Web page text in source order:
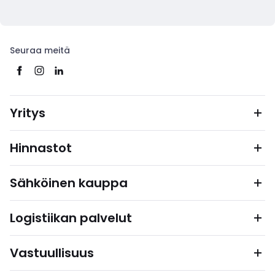
Seuraa meitä
Yritys
Hinnastot
Sähköinen kauppa
Logistiikan palvelut
Vastuullisuus